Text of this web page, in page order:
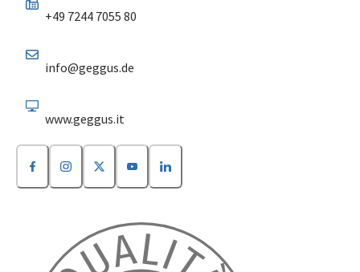
+49 7244 7055 80
info@geggus.de
www.geggus.it